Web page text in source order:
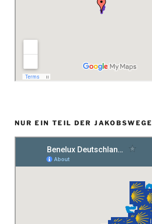
NUR EIN TEIL DER JAKOBSWEGE